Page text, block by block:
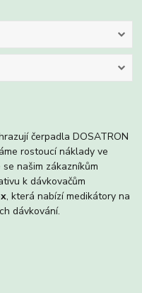
čerpadla DOSATRON
rostoucí náklady ve
našim zákazníkům
k dávkovačům
, která nabízí medikátory na
dávkování.